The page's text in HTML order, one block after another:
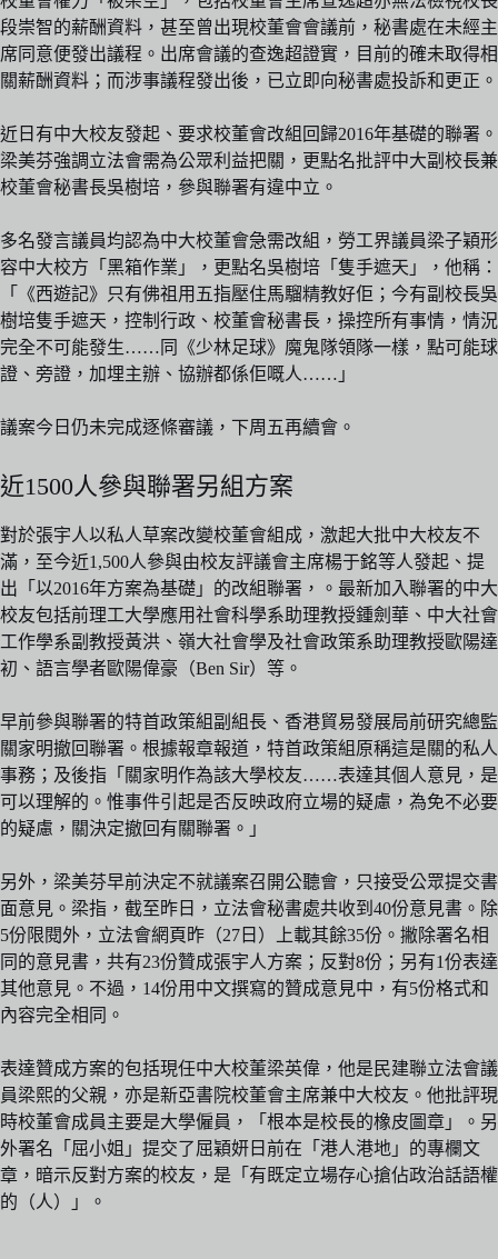
段崇智的薪酬資料，甚至曾出現校董會會議前，秘書處在未經主
席同意便發出議程。出席會議的查逸超證實，目前的確未取得相
關薪酬資料；而涉事議程發出後，已立即向秘書處投訴和更正。
近日有中大校友發起、要求校董會改組回歸2016年基礎的聯署。
梁美芬強調立法會需為公眾利益把關，更點名批評中大副校長兼
校董會秘書長吳樹培，參與聯署有違中立。
多名發言議員均認為中大校董會急需改組，勞工界議員梁子穎形
容中大校方「黑箱作業」，更點名吳樹培「隻手遮天」，他稱：
「《西遊記》只有佛祖用五指壓住馬騮精教好佢；今有副校長吳
樹培隻手遮天，控制行政、校董會秘書長，操控所有事情，情況
完全不可能發生……同《少林足球》魔鬼隊領隊一樣，點可能球
證、旁證，加埋主辦、協辦都係佢嘅人……」
議案今日仍未完成逐條審議，下周五再續會。
近1500人參與聯署另組方案
對於張宇人以私人草案改變校董會組成，激起大批中大校友不
滿，至今近1,500人參與由校友評議會主席楊于銘等人發起、提
出「以2016年方案為基礎」的改組聯署，。最新加入聯署的中大
校友包括前理工大學應用社會科學系助理教授鍾劍華、中大社會
工作學系副教授黃洪、嶺大社會學及社會政策系助理教授歐陽達
初、語言學者歐陽偉豪（Ben Sir）等。
早前參與聯署的特首政策組副組長、香港貿易發展局前研究總監
關家明撤回聯署。根據報章報道，特首政策組原稱這是關的私人
事務；及後指「關家明作為該大學校友……表達其個人意見，是
可以理解的。惟事件引起是否反映政府立場的疑慮，為免不必要
的疑慮，關決定撤回有關聯署。」
另外，梁美芬早前決定不就議案召開公聽會，只接受公眾提交書
面意見。梁指，截至昨日，立法會秘書處共收到40份意見書。除
5份限閱外，立法會網頁昨（27日）上載其餘35份。撇除署名相
同的意見書，共有23份贊成張宇人方案；反對8份；另有1份表達
其他意見。不過，14份用中文撰寫的贊成意見中，有5份格式和
內容完全相同。
表達贊成方案的包括現任中大校董梁英偉，他是民建聯立法會議
員梁熙的父親，亦是新亞書院校董會主席兼中大校友。他批評現
時校董會成員主要是大學僱員，「根本是校長的橡皮圖章」。另
外署名「屈小姐」提交了屈穎妍日前在「港人港地」的專欄文
章，暗示反對方案的校友，是「有既定立場存心搶佔政治話語權
的（人）」。